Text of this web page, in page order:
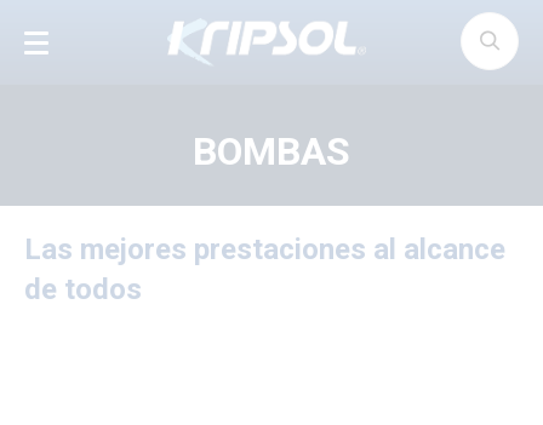
BOMBAS
Las mejores prestaciones al alcance
de todos